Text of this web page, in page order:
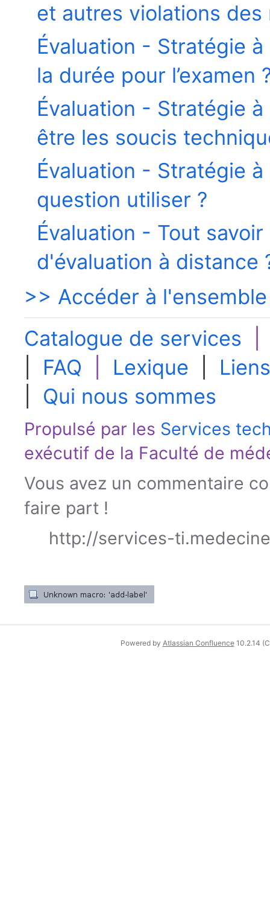
et autres violations des
Évaluation - Stratégie
la durée pour l’examen
Évaluation - Stratégie
être les soucis
Évaluation - Stratégie
question utiliser ?
Évaluation - Tout
d'évaluation à distance
>> Accéder à l'ensemble
Catalogue de services
FAQ Lexique
Qui nous sommes
Propulsé par les Services
exécutif de la Faculté de
Vous avez un commentaire
faire part !
http://services-
Powered by Atlassian Confluence 10.2.14